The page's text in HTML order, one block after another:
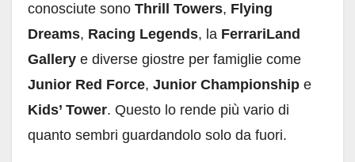
conosciute sono Thrill Towers, Flying
Dreams, Racing Legends, la FerrariLand
Gallery e diverse giostre per famiglie come
Junior Red Force, Junior Championship e
Kids’ Tower. Questo lo rende più vario di
quanto sembri guardandolo solo da fuori.